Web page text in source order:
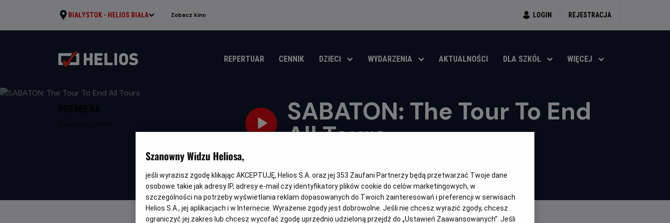
BIAŁYSTOK - HELIOS BIAŁA Zobacz kino LOGIN REJESTRACJA
REPERTUAR CENNIK DZIECI WYDARZENIA AKTUALNOŚCI DLA SZKÓŁ WIĘCEJ
SABATON: The Tour To End
All Tours
rok
produkcji
OBSERWUJ
Szanowny Widzu Heliosa,
jeśli wyrazisz zgodę klikając AKCEPTUJĘ, Helios S.A. oraz jej 353 Zaufani Partnerzy będą przetwarzać Twoje dane
osobowe takie jak adresy IP, adresy e-mail czy identyfikatory plików cookie do celów marketingowych, w
szczególności na potrzeby wyświetlania reklam dopasowanych do Twoich zainteresowań i preferencji w serwisach
Helios S.A., jej aplikacjach i w Internecie. Wyrażenie zgody jest dobrowolne. Jeśli nie chcesz wyrazić zgody, chcesz
ograniczyć jej zakres lub chcesz wycofać zgodę uprzednio udzieloną przejdź do „Ustawień Zaawansowanych”. Jeśli